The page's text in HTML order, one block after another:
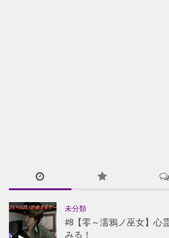
未分類
#8【零～濡鴉ノ巫女】心
みる！